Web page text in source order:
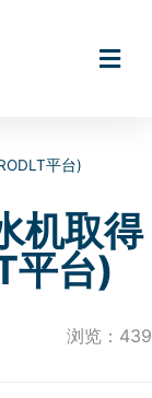
平台)
机取得
平台)
浏览：439